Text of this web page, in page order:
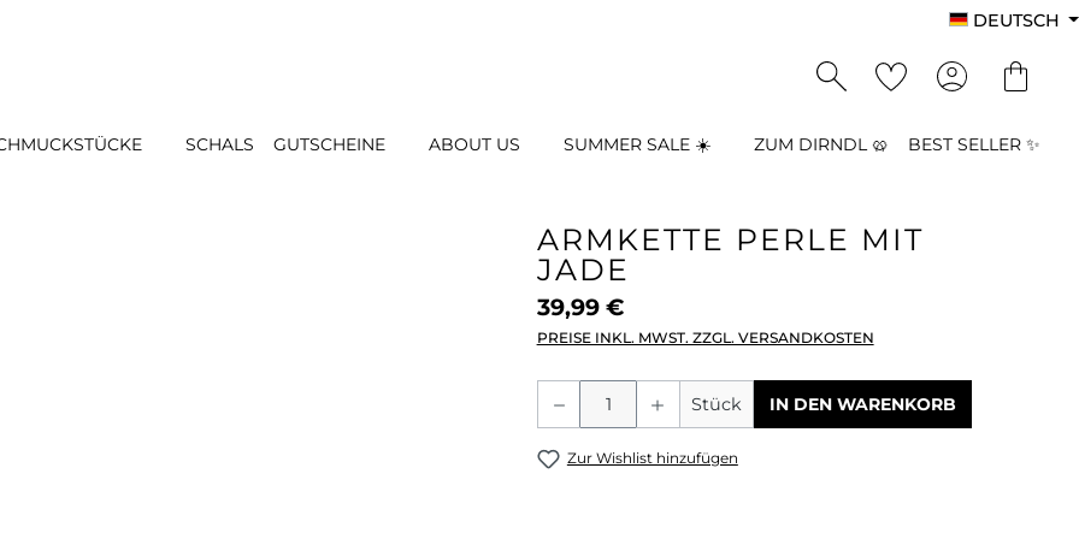
DEUTSCH
SCHALS GUTSCHEINE ABOUT US SUMMER SALE ☀️ ZUM DIRNDL 🥨 BEST SELLER ✨
ARMKETTE PERLE MIT
JADE
39,99 €
PREISE INKL. MWST. ZZGL. VERSANDKOSTEN
Produkt Anzahl: Gib den
Stück IN DEN WARENKORB
Zur Wishlist hinzufügen